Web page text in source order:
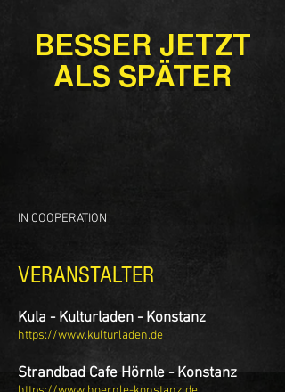
BESSER JETZT
ALS SPÄTER
IN COOPERATION
VERANSTALTER
Kula - Kulturladen - Konstanz
https://www.kulturladen.de
Strandbad Cafe Hörnle - Konstanz